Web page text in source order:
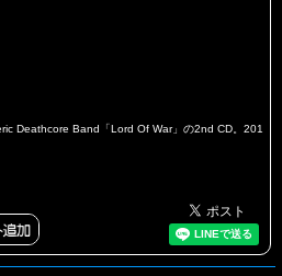
Deathcore Band「Lord Of War」の2nd CD。201